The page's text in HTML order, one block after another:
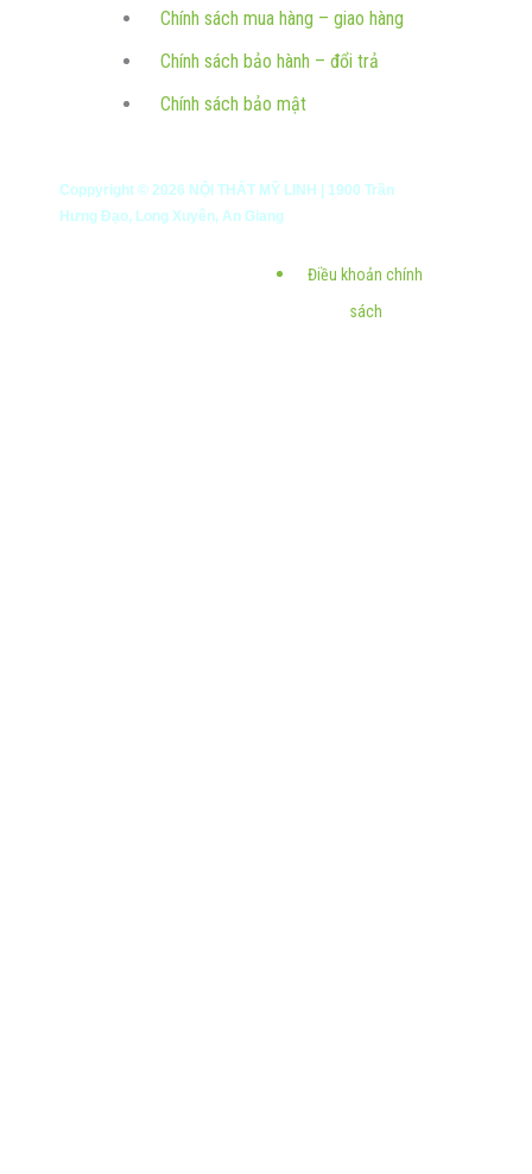
Chính sách mua hàng – giao hàng
Chính sách bảo hành – đổi trả
Chính sách bảo mật
Coppyright © 2026 NỘI THẤT MỸ LINH | 1900 Trần
Hưng Đạo, Long Xuyên, An Giang
Điều khoản chính
sách